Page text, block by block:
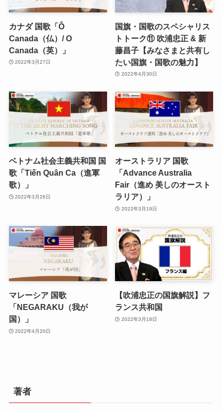
カナダ 国歌「Ô
Canada（仏）/ O
Canada（英）」
2022年3月27日
国旗・国歌のスペシャリス
トトーク⑪ 吹浦忠正 & 新
藤昌子【みなさまと共有し
たい国旗・国歌の魅力】
2022年4月30日
ベトナム社会主義共和国 国
歌「Tiến Quân Ca（進軍
歌）」
2022年3月26日
オーストラリア 国歌
「Advance Australia
Fair（進め 美しのオースト
ラリア）」
2022年3月19日
マレーシア 国歌
「NEGARAKU（我が
国）」
2022年4月20日
【吹浦忠正の国旗解説】フ
ランス共和国
2022年3月18日
著者